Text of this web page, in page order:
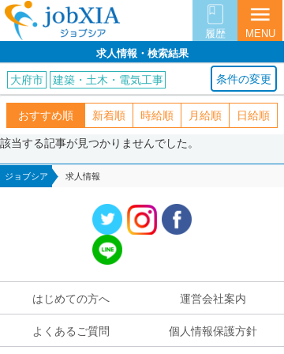
履歴
menu
MENU
求人情報・検索結果
条件の変更
大府市 建築・土木・電気工事
おすすめ順 新着順 時給順 月給順 日給順
該当する記事が見つかりませんでした。
ジョブシア 求人情報
はじめての方へ 運営会社案内
よくあるご質問 個人情報保護方針